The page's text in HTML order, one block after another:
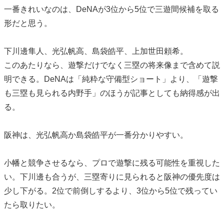
一番きれいなのは、DeNAが3位から5位で三遊間候補を取る
形だと思う。
下川邊隼人、光弘帆高、島袋皓平、上加世田頼希。
このあたりなら、遊撃だけでなく三塁の将来像まで含めて説
明できる。DeNAは「純粋な守備型ショート」より、「遊撃
も三塁も見られる内野手」のほうが記事としても納得感が出
る。
阪神は、光弘帆高か島袋皓平が一番分かりやすい。
小幡と競争させるなら、プロで遊撃に残る可能性を重視した
い。下川邊も合うが、三塁寄りに見られると阪神の優先度は
少し下がる。2位で前倒しするより、3位から5位で残ってい
たら取りたい。